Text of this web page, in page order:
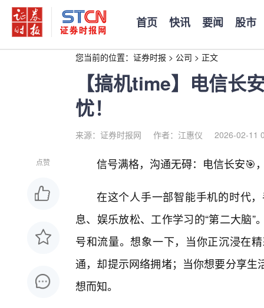
首页 快讯 要闻 股市
您当前的位置： 证券时报 > 公司 > 正文
【搞机time】电信长
忧！
来源：证券时报网 作者：江惠仪 2026-02-11
点赞 信号满格，沟通无碍：电信长安🎯
在这个人手一部智能手机的时代
息、娱乐放松、工作学习的“第二大脑
号和流量。想象一下，当你正沉浸在
通，却提示网络拥堵；当你想要分享
想而知。